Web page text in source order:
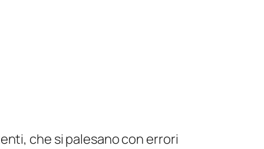
che si palesano con errori